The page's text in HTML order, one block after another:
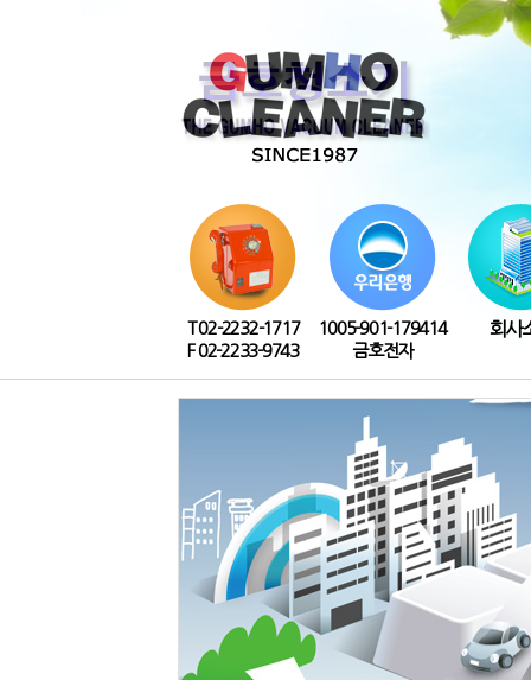
T 02-2232-1717
F 02-2233-9743
1005-901-179414
금호전자
회사